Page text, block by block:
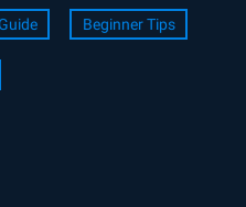
Beginner Tips